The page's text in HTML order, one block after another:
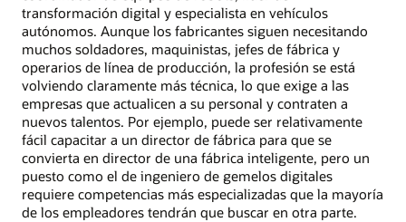
transformación digital y especialista en vehículos
autónomos. Aunque los fabricantes siguen necesitando
muchos soldadores, maquinistas, jefes de fábrica y
operarios de línea de producción, la profesión se está
volviendo claramente más técnica, lo que exige a las
empresas que actualicen a su personal y contraten a
nuevos talentos. Por ejemplo, puede ser relativamente
fácil capacitar a un director de fábrica para que se
convierta en director de una fábrica inteligente, pero un
puesto como el de ingeniero de gemelos digitales
requiere competencias más especializadas que la mayoría
de los empleadores tendrán que buscar en otra parte.